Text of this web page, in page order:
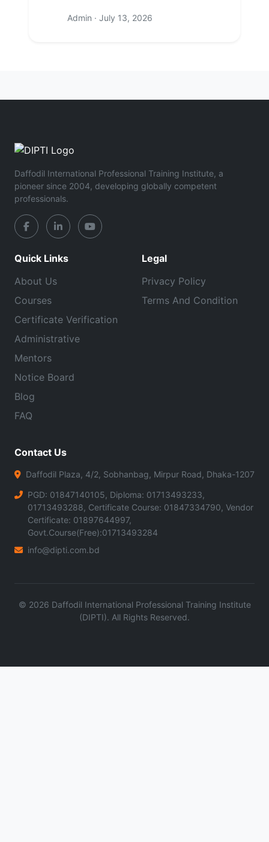
Admin · July 13, 2026
Daffodil International Professional Training Institute, a
pioneer since 2004, developing globally competent
professionals.
Quick Links
About Us
Courses
Certificate Verification
Administrative
Mentors
Notice Board
Blog
FAQ
Legal
Privacy Policy
Terms And Condition
Contact Us
Daffodil Plaza, 4/2, Sobhanbag, Mirpur Road, Dhaka-1207
PGD: 01847140105, Diploma: 01713493233,
01713493288, Certificate Course: 01847334790, Vendor
Certificate: 01897644997,
Govt.Course(Free):01713493284
info@dipti.com.bd
© 2026 Daffodil International Professional Training Institute
(DIPTI). All Rights Reserved.